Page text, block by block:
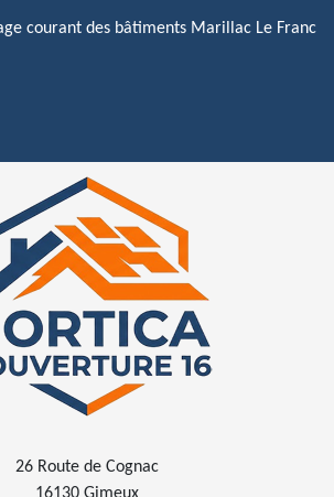
courant des bâtiments Marillac Le Franc
26 Route de Cognac